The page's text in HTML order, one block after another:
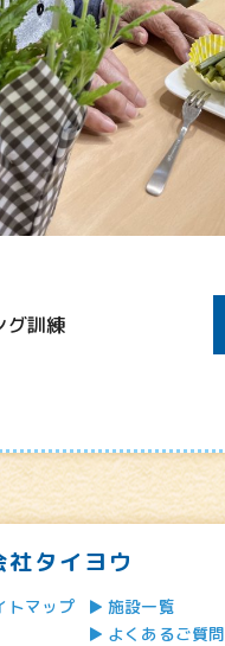
グ訓練
社タイヨウ
トマップ 施設一覧
よくあるご質問